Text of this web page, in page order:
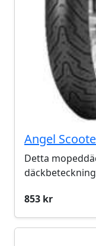
Angel
Detta
853 kr